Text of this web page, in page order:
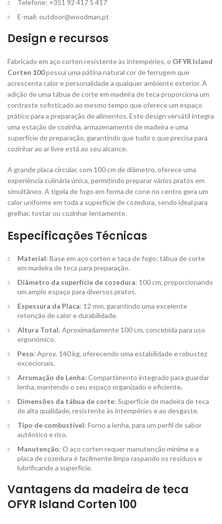
Telefone: +351 92 417 5 417
E-mail: outdoor@woodman.pt
Design e recursos
Fabricado em aço corten resistente às intempéries, o OFYR Island
Corten 100possui uma pátina natural cor de ferrugem que
acrescenta calor e personalidade a qualquer ambiente exterior. A
adição de uma tábua de corte em madeira de teca proporciona um
contraste sofisticado ao mesmo tempo que oferece um espaço
prático para a preparação de alimentos. Este design versátil integra
uma estação de cozinha, armazenamento de madeira e uma
superfície de preparação, garantindo que tudo o que precisa para
cozinhar ao ar livre está ao seu alcance.
A grande placa circular, com 100 cm de diâmetro, oferece uma
experiência culinária única, permitindo preparar vários pratos em
simultâneo. A tigela de fogo em forma de cone no centro gera um
calor uniforme em toda a superfície de cozedura, sendo ideal para
grelhar, tostar ou cozinhar lentamente.
Especificações Técnicas
Material: Base em aço corten e taça de fogo; tábua de corte
em madeira de teca para preparação.
Diâmetro da superfície de cozedura: 100 cm, proporcionando
um amplo espaço para diversos pratos.
Espessura da Placa: 12 mm, garantindo uma excelente
retenção de calor e durabilidade.
Altura Total: Aproximadamente 100 cm, concebida para uso
ergonómico.
Peso: Aprox. 140 kg, oferecendo uma estabilidade e robustez
excecionais.
Arrumação de Lenha: Compartimento integrado para guardar
lenha, mantendo o seu espaço organizado e eficiente.
Dimensões da tábua de corte: Superfície de madeira de teca
de alta qualidade, resistente às intempéries e ao desgaste.
Tipo de combustível: Forno a lenha, para um perfil de sabor
autêntico e rico.
Manutenção: O aço corten requer manutenção mínima e a
placa de cozedura é facilmente limpa raspando os resíduos e
lubrificando a superfície.
Vantagens da madeira de teca
OFYR Island Corten 100